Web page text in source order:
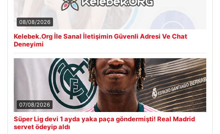
08/08/2026
Kelebek.Org İle Sanal İletişimin Güvenli Adresi Ve Chat
Deneyimi
07/08/2026
Süper Lig devi 1 ayda yaka paça göndermişti! Real Madrid
servet ödeyip aldı